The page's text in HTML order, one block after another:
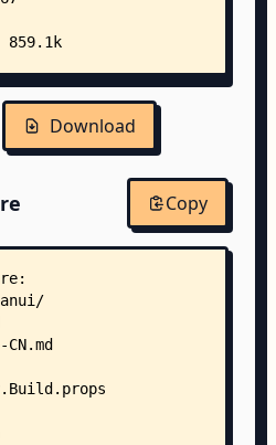
Download
Copy
CN.md